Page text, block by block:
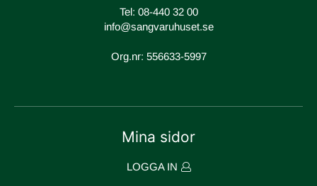
Tel: 08-440 32 00
info@sangvaruhuset.se
Org.nr: 556633-5997
Mina sidor
LOGGA IN